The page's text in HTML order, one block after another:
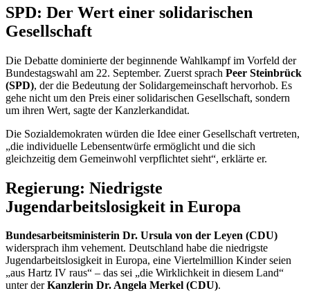
SPD: Der Wert einer solidarischen
Gesellschaft
Die Debatte dominierte der beginnende Wahlkampf im Vorfeld der
Bundestagswahl am 22. September. Zuerst sprach Peer Steinbrück
(SPD), der die Bedeutung der Solidargemeinschaft hervorhob. Es
gehe nicht um den Preis einer solidarischen Gesellschaft, sondern
um ihren Wert, sagte der Kanzlerkandidat.
Die Sozialdemokraten würden die Idee einer Gesellschaft vertreten,
„die individuelle Lebensentwürfe ermöglicht und die sich
gleichzeitig dem Gemeinwohl verpflichtet sieht“, erklärte er.
Regierung: Niedrigste
Jugendarbeitslosigkeit in Europa
Bundesarbeitsministerin Dr. Ursula von der Leyen (CDU)
widersprach ihm vehement. Deutschland habe die niedrigste
Jugendarbeitslosigkeit in Europa, eine Viertelmillion Kinder seien
„aus Hartz IV raus“ – das sei „die Wirklichkeit in diesem Land“
unter derKanzlerin Dr. Angela Merkel (CDU).